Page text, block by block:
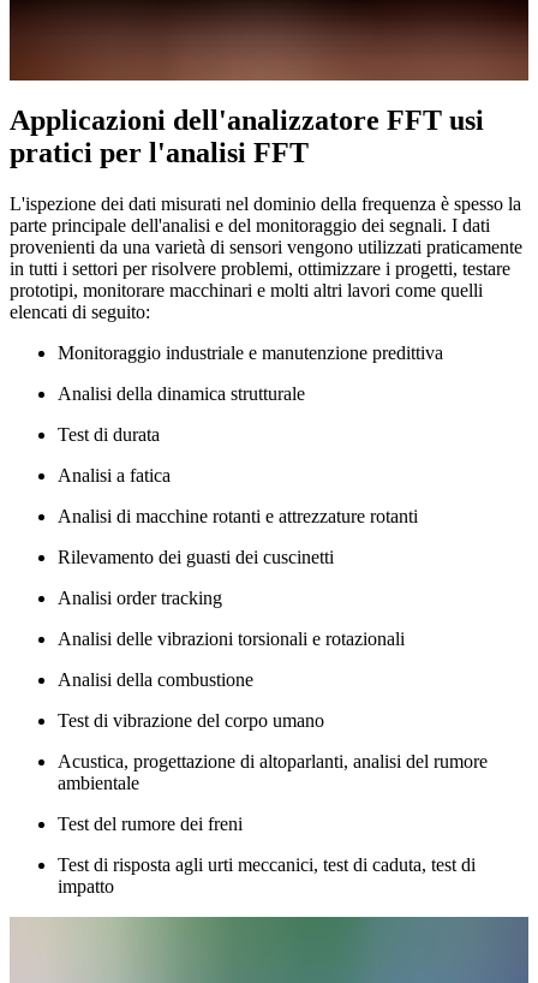
Applicazioni dell'analizzatore FFT usi
pratici per l'analisi FFT
L'ispezione dei dati misurati nel dominio della frequenza è spesso la
parte principale dell'analisi e del monitoraggio dei segnali. I dati
provenienti da una varietà di sensori vengono utilizzati praticamente
in tutti i settori per risolvere problemi, ottimizzare i progetti, testare
prototipi, monitorare macchinari e molti altri lavori come quelli
elencati di seguito:
Monitoraggio industriale e manutenzione predittiva
Analisi della dinamica strutturale
Test di durata
Analisi a fatica
Analisi di macchine rotanti e attrezzature rotanti
Rilevamento dei guasti dei cuscinetti
Analisi order tracking
Analisi delle vibrazioni torsionali e rotazionali
Analisi della combustione
Test di vibrazione del corpo umano
Acustica, progettazione di altoparlanti, analisi del rumore
ambientale
Test del rumore dei freni
Test di risposta agli urti meccanici, test di caduta, test di
impatto